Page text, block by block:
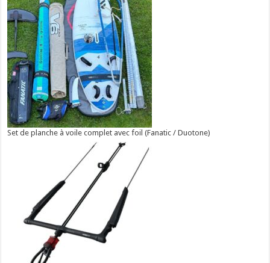
Set de planche à voile complet avec foil (Fanatic / Duotone)